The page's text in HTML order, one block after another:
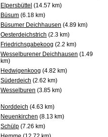
Elpersbüttel (14.57 km)
Büsum (6.18 km)
Büsumer Deichhausen (4.89 km)
Oesterdeichstrich (2.3 km)
Friedrichsgabekoog (2.2 km)
Wesselburener Deichhausen (1.49
km)
Hedwigenkoog (4.82 km)
Süderdeich (2.62 km)
Wesselburen (3.85 km)
Norddeich (4.63 km)
Neuenkirchen (8.13 km)
Schülp (7.26 km)